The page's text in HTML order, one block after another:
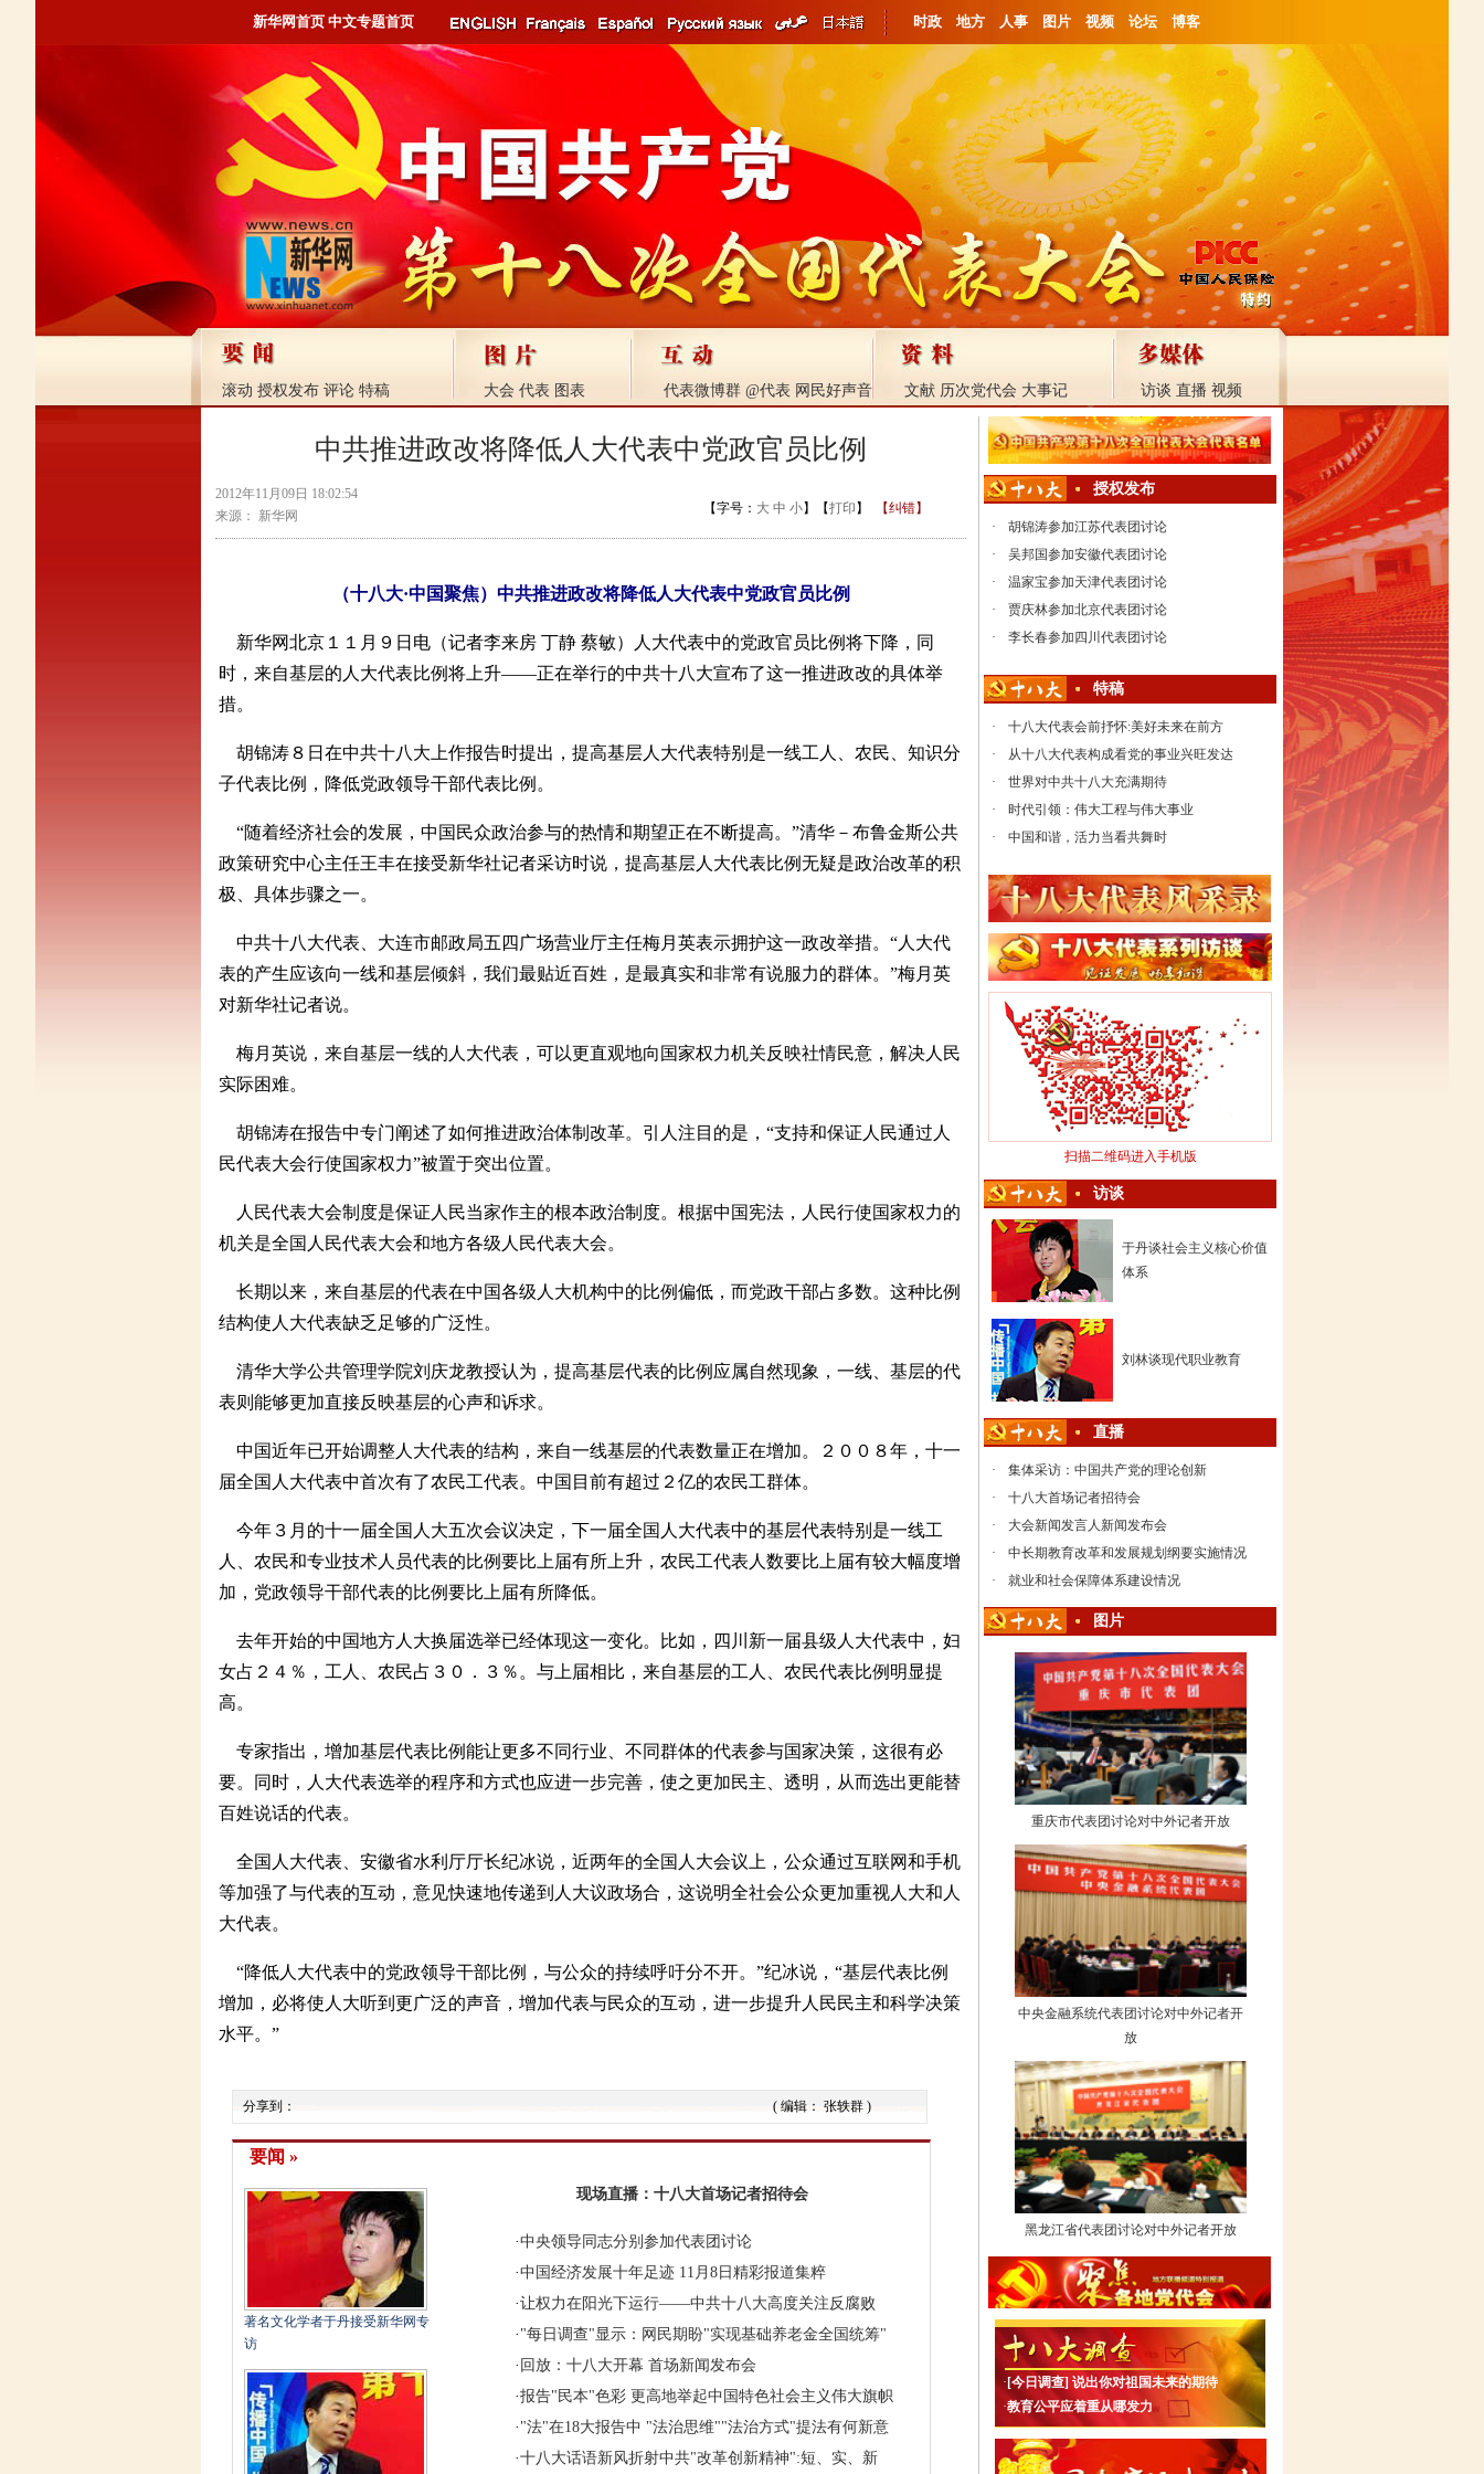
新华网首页 中文专题首页 时政 地方 人事 图片 视频 论坛 博客
滚动 授权发布 评论 特稿 大会 代表 图表 代表微博群 @代表 网民好声音 文献 历次党代会 大事记 访谈 直播 视频
中共推进政改将降低人大代表中党政官员比例
2012年11月09日 18:02:54
来源： 新华网
【字号： 大 中 小】【打印 】 【纠错】
（十八大·中国聚焦）中共推进政改将降低人大代表中党政官员比例
新华网北京１１月９日电（记者李来房 丁静 蔡敏）人大代表中的党政官员比例将下降，同
时，来自基层的人大代表比例将上升——正在举行的中共十八大宣布了这一推进政改的具体举
措。
胡锦涛８日在中共十八大上作报告时提出，提高基层人大代表特别是一线工人、农民、知识分
子代表比例，降低党政领导干部代表比例。
“随着经济社会的发展，中国民众政治参与的热情和期望正在不断提高。”清华－布鲁金斯公共
政策研究中心主任王丰在接受新华社记者采访时说，提高基层人大代表比例无疑是政治改革的积
极、具体步骤之一。
中共十八大代表、大连市邮政局五四广场营业厅主任梅月英表示拥护这一政改举措。“人大代
表的产生应该向一线和基层倾斜，我们最贴近百姓，是最真实和非常有说服力的群体。”梅月英
对新华社记者说。
梅月英说，来自基层一线的人大代表，可以更直观地向国家权力机关反映社情民意，解决人民
实际困难。
胡锦涛在报告中专门阐述了如何推进政治体制改革。引人注目的是，“支持和保证人民通过人
民代表大会行使国家权力”被置于突出位置。
人民代表大会制度是保证人民当家作主的根本政治制度。根据中国宪法，人民行使国家权力的
机关是全国人民代表大会和地方各级人民代表大会。
长期以来，来自基层的代表在中国各级人大机构中的比例偏低，而党政干部占多数。这种比例
结构使人大代表缺乏足够的广泛性。
清华大学公共管理学院刘庆龙教授认为，提高基层代表的比例应属自然现象，一线、基层的代
表则能够更加直接反映基层的心声和诉求。
中国近年已开始调整人大代表的结构，来自一线基层的代表数量正在增加。２００８年，十一
届全国人大代表中首次有了农民工代表。中国目前有超过２亿的农民工群体。
今年３月的十一届全国人大五次会议决定，下一届全国人大代表中的基层代表特别是一线工
人、农民和专业技术人员代表的比例要比上届有所上升，农民工代表人数要比上届有较大幅度增
加，党政领导干部代表的比例要比上届有所降低。
去年开始的中国地方人大换届选举已经体现这一变化。比如，四川新一届县级人大代表中，妇
女占２４％，工人、农民占３０．３％。与上届相比，来自基层的工人、农民代表比例明显提
高。
专家指出，增加基层代表比例能让更多不同行业、不同群体的代表参与国家决策，这很有必
要。同时，人大代表选举的程序和方式也应进一步完善，使之更加民主、透明，从而选出更能替
百姓说话的代表。
全国人大代表、安徽省水利厅厅长纪冰说，近两年的全国人大会议上，公众通过互联网和手机
等加强了与代表的互动，意见快速地传递到人大议政场合，这说明全社会公众更加重视人大和人
大代表。
“降低人大代表中的党政领导干部比例，与公众的持续呼吁分不开。”纪冰说，“基层代表比例
增加，必将使人大听到更广泛的声音，增加代表与民众的互动，进一步提升人民民主和科学决策
水平。”
分享到： ( 编辑： 张轶群 )
要闻 »
著名文化学者于丹接受新华网专
访
现场直播：十八大首场记者招待会
·中央领导同志分别参加代表团讨论
·中国经济发展十年足迹 11月8日精彩报道集粹
·让权力在阳光下运行——中共十八大高度关注反腐败
· "每日调查"显示：网民期盼"实现基础养老金全国统筹"
· 回放：十八大开幕 首场新闻发布会
·报告"民本"色彩 更高地举起中国特色社会主义伟大旗帜
· "法"在18大报告中 "法治思维""法治方式"提法有何新意
·十八大话语新风折射中共"改革创新精神":短、实、新
授权发布
·
胡锦涛参加江苏代表团讨论
·
吴邦国参加安徽代表团讨论
·
温家宝参加天津代表团讨论
·
贾庆林参加北京代表团讨论
·
李长春参加四川代表团讨论
特稿
·
十八大代表会前抒怀:美好未来在前方
·
从十八大代表构成看党的事业兴旺发达
·
世界对中共十八大充满期待
·
时代引领：伟大工程与伟大事业
·
中国和谐，活力当看共舞时
扫描二维码进入手机版
访谈
于丹谈社会主义核心价值
体系
刘林谈现代职业教育
直播
·
集体采访：中国共产党的理论创新
·
十八大首场记者招待会
·
大会新闻发言人新闻发布会
·
中长期教育改革和发展规划纲要实施情况
·
就业和社会保障体系建设情况
图片
重庆市代表团讨论对中外记者开放
中央金融系统代表团讨论对中外记者开
放
黑龙江省代表团讨论对中外记者开放
· [今日调查] 说出你对祖国未来的期待
·教育公平应着重从哪发力